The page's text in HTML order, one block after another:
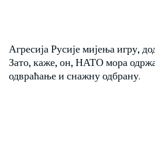
Агресија Русије мијења игру,
Зато, каже, он, НАТО мора
одвраћање и снажну одбрану.